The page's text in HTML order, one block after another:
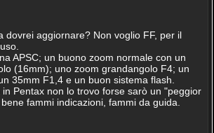
dovrei aggiornare? Non voglio FF, per il
APSC; un buono zoom normale con un
(16mm); uno zoom grandangolo F4; un
35mm F1,4 e un buon sistema flash.
Pentax non lo trovo forse sarò un "peggior
fammi indicazioni, fammi da guida.